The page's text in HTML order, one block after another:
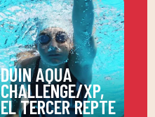
DUIN AQUA
CHALLENGE/XP,
EL TERCER REPTE